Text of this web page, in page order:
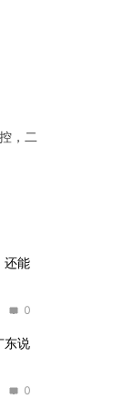
，二
还能
0
东说
0